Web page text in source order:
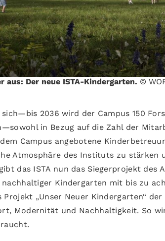
aus: Der neue ISTA-Kindergarten. ©
sich—bis 2036 wird der Campus 150
in Bezug auf die Zahl der
Campus angebotene
Atmosphäre des Instituts zu stärken
das ISTA nun das Siegerprojekt
Kindergarten mit bis zu
Projekt „Unser Neuer Kindergarten“
Modernität und Nachhaltigkeit. So